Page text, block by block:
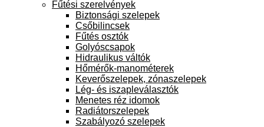
Fűtési szerelvények
Biztonsági szelepek
Csőbilincsek
Fűtés osztók
Golyóscsapok
Hidraulikus váltók
Hőmérők-manométerek
Keverőszelepek, zónaszelepek
Lég- és iszapleválasztók
Menetes réz idomok
Radiátorszelepek
Szabályozó szelepek